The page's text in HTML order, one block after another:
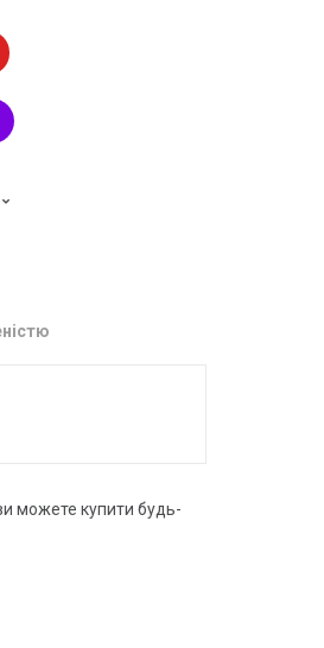
можете купити будь-